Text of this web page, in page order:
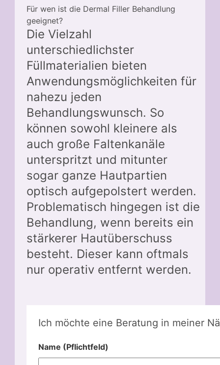
Für wen ist die Dermal Filler Behandlung
geeignet?
Die Vielzahl
unterschiedlichster
Füllmaterialien bieten
Anwendungsmöglichkeiten für
nahezu jeden
Behandlungswunsch. So
können sowohl kleinere als
auch große Faltenkanäle
unterspritzt und mitunter
sogar ganze Hautpartien
optisch aufgepolstert werden.
Problematisch hingegen ist die
Behandlung, wenn bereits ein
stärkerer Hautüberschuss
besteht. Dieser kann oftmals
nur operativ entfernt werden.
Ich möchte eine Beratung in meiner
Name (Pflichtfeld)